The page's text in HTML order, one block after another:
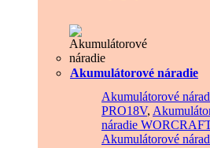
Akumulátorové náradie
Akumulátorové
PRO18V,
náradie
Akumulátorové